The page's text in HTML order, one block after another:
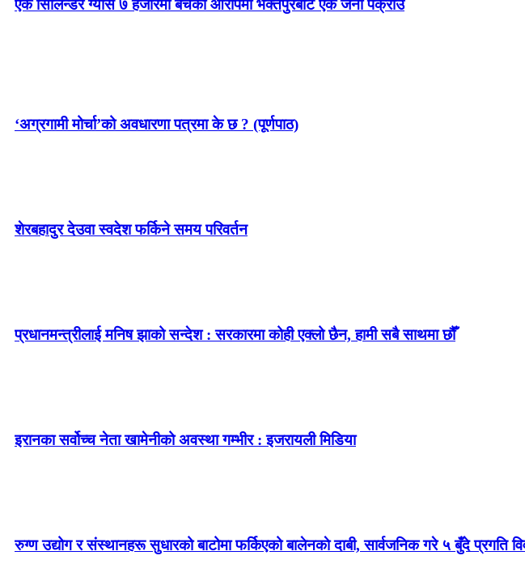
एक सिलिन्डर ग्यास ७ हजारमा बेचेको आरोपमा भक्तपुरबाट एक जना पक्राउ
‘अग्रगामी मोर्चा’को अवधारणा पत्रमा के छ ? (पूर्णपाठ)
शेरबहादुर देउवा स्वदेश फर्किने समय परिवर्तन
प्रधानमन्त्रीलाई मनिष झाको सन्देश : सरकारमा कोही एक्लो छैन, हामी सबै साथमा छौँ
इरानका सर्वोच्च नेता खामेनीको अवस्था गम्भीर : इजरायली मिडिया
रुग्ण उद्योग र संस्थानहरू सुधारको बाटोमा फर्किएको बालेनकाे दाबी, सार्वजनिक गरे ५ बुँदे प्रगति